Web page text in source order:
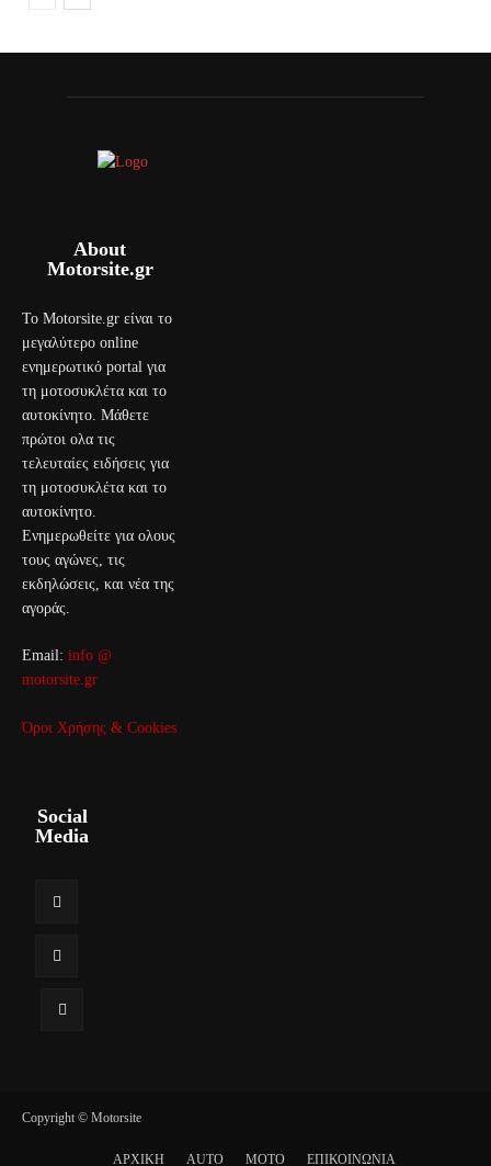
About
Motorsite.gr
Το Motorsite.gr είναι το
μεγαλύτερο online
ενημερωτικό portal για
τη μοτοσυκλέτα και το
αυτοκίνητο. Μάθετε
πρώτοι ολα τις
τελευταίες ειδήσεις για
τη μοτοσυκλέτα και το
αυτοκίνητο.
Ενημερωθείτε για ολους
τους αγώνες, τις
εκδηλώσεις, και νέα της
αγοράς.
Email: info @
motorsite.gr
Όροι Χρήσης & Cookies
Social
Media
Copyright © Motorsite
ΑΡΧΙΚΗ AUTO MOTO ΕΠΙΚΟΙΝΩΝΙΑ